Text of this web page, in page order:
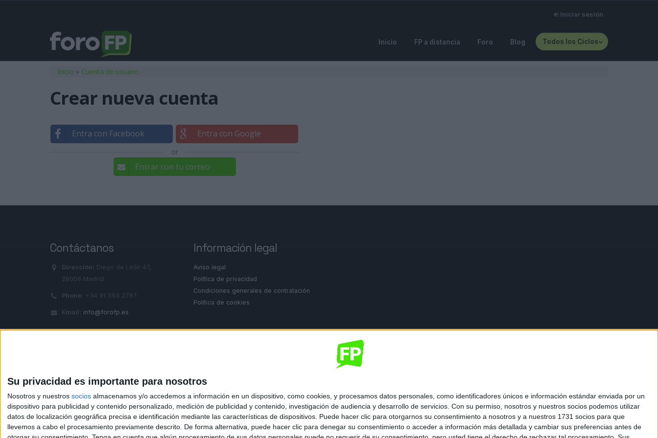
Su privacidad es importante para nosotros
Nosotros y nuestros socios almacenamos y/o accedemos a información en un dispositivo, como cookies, y procesamos datos personales, como identificadores únicos e información estándar enviada por un
dispositivo para publicidad y contenido personalizado, medición de publicidad y contenido, investigación de audiencia y desarrollo de servicios. Con su permiso, nosotros y nuestros socios podemos utilizar
datos de localización geográfica precisa e identificación mediante las características de dispositivos. Puede hacer clic para otorgarnos su consentimiento a nosotros y a nuestros 1731 socios para que
llevemos a cabo el procesamiento previamente descrito. De forma alternativa, puede hacer clic para denegar su consentimiento o acceder a información más detallada y cambiar sus preferencias antes de
Iniciar sesión
Inicio FP a distancia Foro Blog Todos los Ciclos
Usted está aquí
Inicio » Cuenta de usuario
Crear nueva cuenta
Entra con Facebook Entra con Google
or
Entrar con tu correo
Contáctanos
Dirección:
Diego de León 47,
28006 Madrid
Phone: +34 91 593 2767
Email: info@forofp.es
Información legal
Aviso legal
Política de privacidad
Condiciones generales de contratación
Política de cookies
© Compás Mediterráneo SL. Todos los derechos reservados.